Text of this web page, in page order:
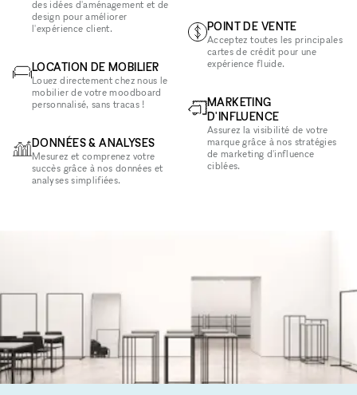
des idées d'aménagement et de
design pour améliorer
l'expérience client.
LOCATION DE MOBILIER
Louez directement chez nous le
mobilier de votre moodboard
personnalisé, sans tracas !
DONNÉES & ANALYSES
Mesurez et comprenez votre
succès grâce à nos données et
analyses simplifiées.
POINT DE VENTE
Acceptez toutes les principales
cartes de crédit pour une
expérience fluide.
MARKETING
D'INFLUENCE
Assurez la visibilité de votre
marque grâce à nos stratégies
de marketing d'influence
ciblées.